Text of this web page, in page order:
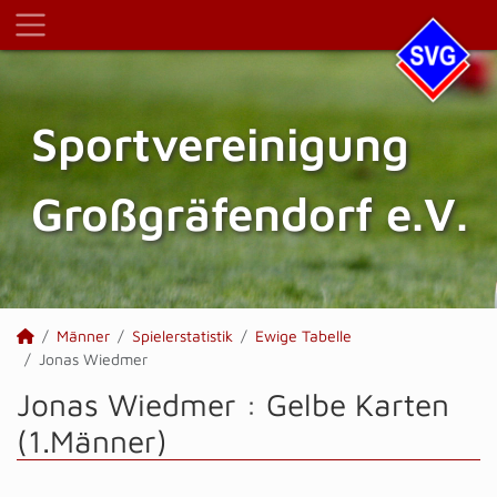
Sportvereinigung
Großgräfendorf e.V.
Männer Spielerstatistik
Ewige Tabelle
Jonas Wiedmer
Jonas Wiedmer : Gelbe Karten
(1.Männer)